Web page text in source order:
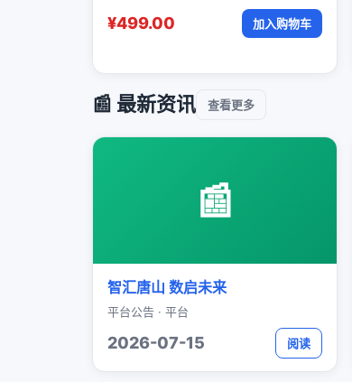
¥499.00 加入购物车
📰 最新资讯 查看更多
📰
智汇唐山 数启未来
平台公告 · 平台
2026-07-15 阅读